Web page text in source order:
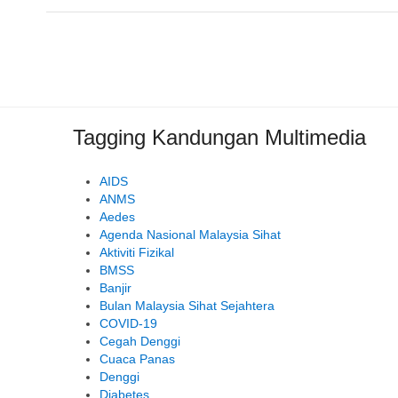
Tagging Kandungan Multimedia
AIDS
ANMS
Aedes
Agenda Nasional Malaysia Sihat
Aktiviti Fizikal
BMSS
Banjir
Bulan Malaysia Sihat Sejahtera
COVID-19
Cegah Denggi
Cuaca Panas
Denggi
Diabetes